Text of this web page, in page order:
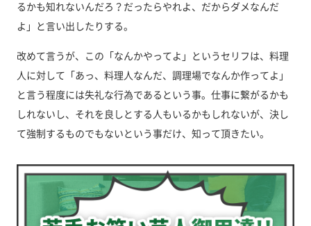
るかも知れないんだろ？だったらやれよ、だからダメなんだ
よ」と言い出したりする。
改めて言うが、この「なんかやってよ」というセリフは、料理
人に対して「あっ、料理人なんだ、調理場でなんか作ってよ」
と言う程度には失礼な行為であるという事。仕事に繋がるかも
しれないし、それを良しとする人もいるかもしれないが、決し
て強制するものでもないという事だけ、知って頂きたい。